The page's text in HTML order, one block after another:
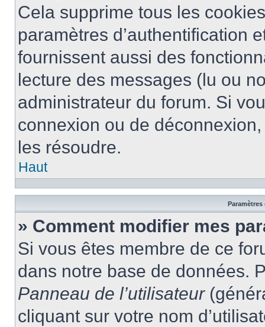
Cela supprime tous les
paramètres d’authentification
fournissent aussi des
lecture des messages (lu ou
administrateur du forum. Si
connexion ou de
les résoudre.
Haut
Paramètres
» Comment modifier mes
Si vous êtes membre de ce
dans notre base de données.
Panneau de l’utilisateur
cliquant sur votre nom